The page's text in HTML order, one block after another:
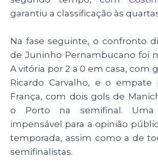
garantiu a classificação às
Na fase seguinte, o confronto
de Juninho Pernambucano foi
A vitória por 2 a 0 em casa, com
Ricardo Carvalho, e o
França, com dois gols de
o Porto na semifinal. Uma
impensável para a opinião
temporada, assim como a de
semifinalistas.